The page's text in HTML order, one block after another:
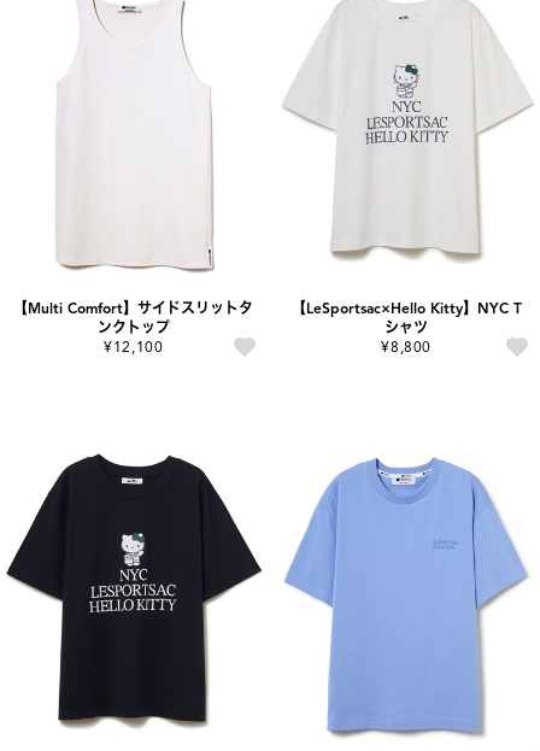
【Multi Comfort】サイドスリットタ
ンクトップ
¥12,100
【LeSportsac×Hello Kitty】NYC T
シャツ
¥8,800